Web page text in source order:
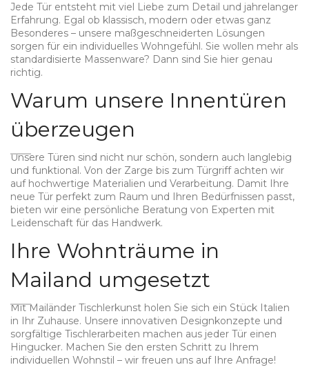
Jede Tür entsteht mit viel Liebe zum Detail und jahrelanger
Erfahrung. Egal ob klassisch, modern oder etwas ganz
Besonderes – unsere maßgeschneiderten Lösungen
sorgen für ein individuelles Wohngefühl. Sie wollen mehr als
standardisierte Massenware? Dann sind Sie hier genau
richtig.
Warum unsere Innentüren
überzeugen
Unsere Türen sind nicht nur schön, sondern auch langlebig
und funktional. Von der Zarge bis zum Türgriff achten wir
auf hochwertige Materialien und Verarbeitung. Damit Ihre
neue Tür perfekt zum Raum und Ihren Bedürfnissen passt,
bieten wir eine persönliche Beratung von Experten mit
Leidenschaft für das Handwerk.
Ihre Wohnträume in
Mailand umgesetzt
Mit Mailänder Tischlerkunst holen Sie sich ein Stück Italien
in Ihr Zuhause. Unsere innovativen Designkonzepte und
sorgfältige Tischlerarbeiten machen aus jeder Tür einen
Hingucker. Machen Sie den ersten Schritt zu Ihrem
individuellen Wohnstil – wir freuen uns auf Ihre Anfrage!